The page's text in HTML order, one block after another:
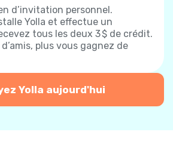
d’invitation personnel.
Yolla et effectue un
tous les deux 3 $ de crédit.
plus vous gagnez de
Yolla aujourd'hui